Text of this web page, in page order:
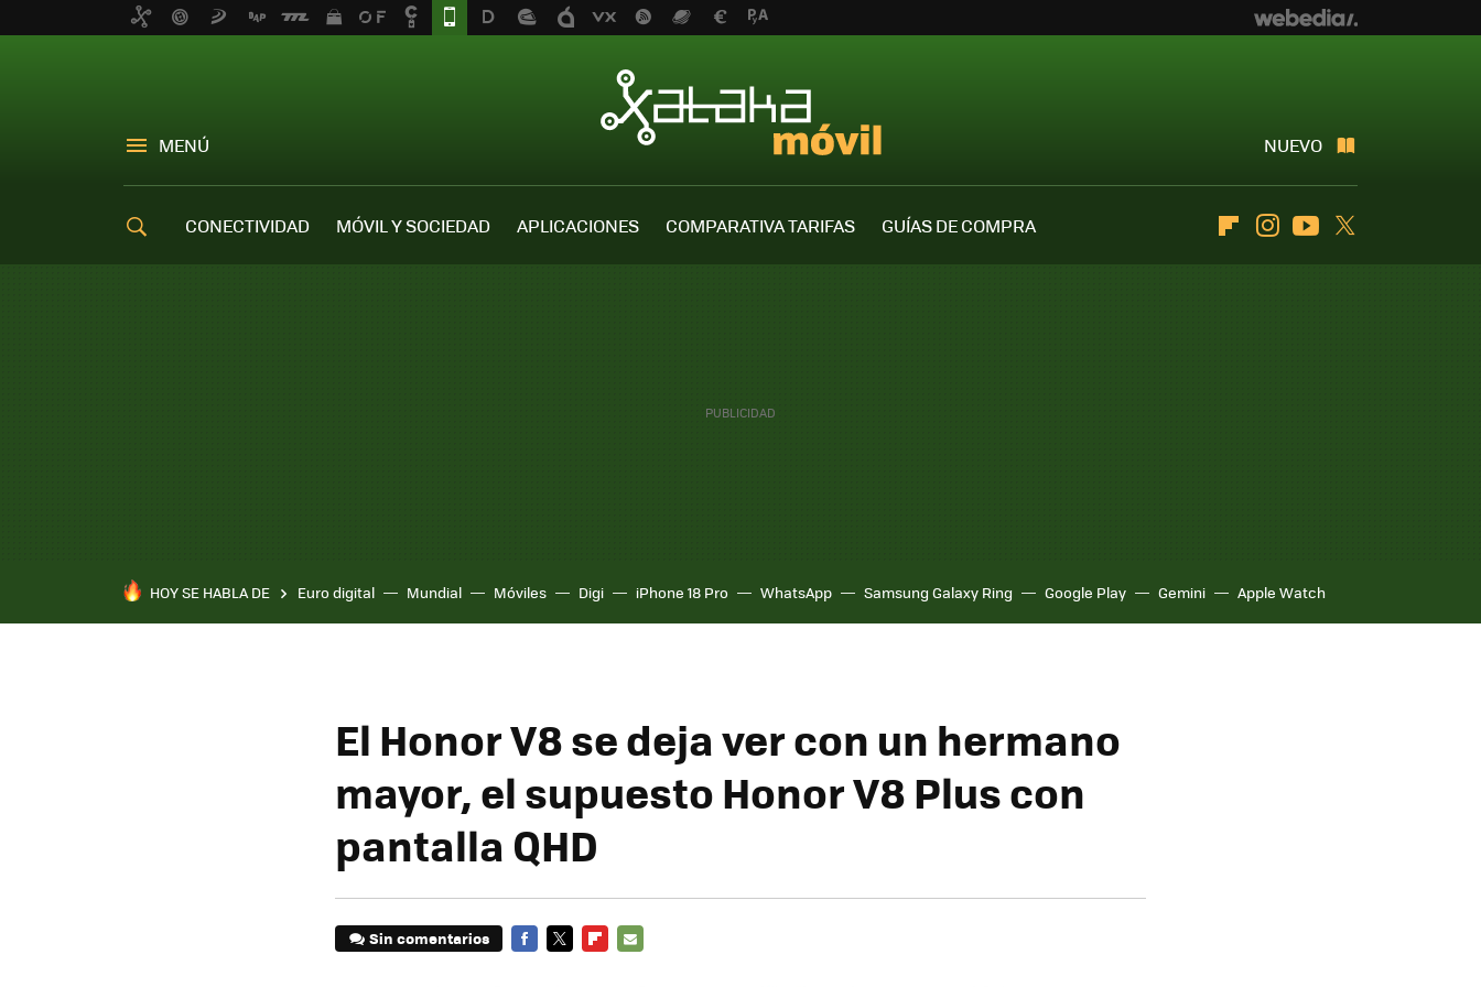
MENÚ NUEVO
CONECTIVIDAD MÓVIL Y SOCIEDAD APLICACIONES COMPARATIVA TARIFAS
GUÍAS DE COMPRA
FlipboardInstagramYoutube
HOY SE HABLA DE Euro digital Mundial Móviles Digi iPhone 18 Pro WhatsApp Samsung Galaxy Ring Google Play Gemini Apple Watch
El Honor V8 se deja ver con un hermano
mayor, el supuesto Honor V8 Plus con
pantalla QHD
Sin comentarios